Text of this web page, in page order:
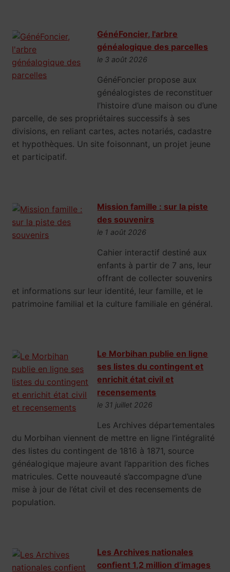
GénéFoncier, l'arbre
généalogique des parcelles
le 3 août 2026
GénéFoncier propose aux
généalogistes de reconstituer
l’histoire d’une maison ou d’une
parcelle, de ses propriétaires successifs à ses
divisions, en reliant cartes, actes notariés, cadastre
et hypothèques. Un site foisonnant, un projet jeune
et participatif.
Mission famille : sur la piste
des souvenirs
le 1 août 2026
Cahier interactif destiné aux
enfants à partir de 7 ans, leur
offrant de collecter souvenirs
et informations sur leur identité, leur famille, et le
patrimoine familial et la culture familiale en général.
Le Morbihan publie en ligne
ses listes du contingent et
enrichit état civil et
recensements
le 31 juillet 2026
Les Archives départementales
du Morbihan viennent de mettre en ligne l’intégralité
des listes du contingent de 1816 à 1871, source
généalogique majeure avant l’apparition des fiches
matricules. Cette nouveauté s’accompagne d’une
mise à jour de l’état civil et des recensements de
population.
Les Archives nationales
confient 1,2 million d’images